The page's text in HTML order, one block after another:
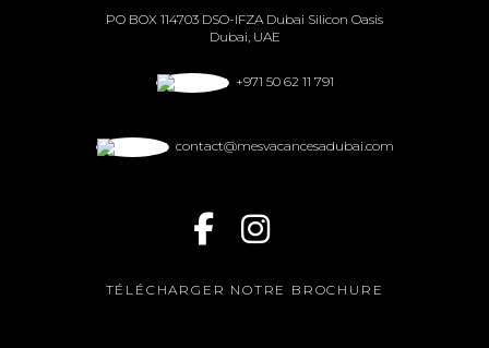
PO BOX 114703 DSO-IFZA Dubai Silicon Oasis
Dubai, UAE
+971 50 62 11 791
contact@mesvacancesadubai.com
TÉLÉCHARGER NOTRE BROCHURE